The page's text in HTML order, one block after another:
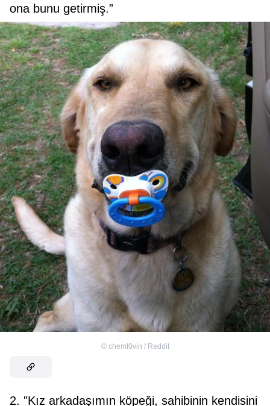
ona bunu getirmiş.”
© cheml0vin / Reddit
2. "Kız arkadaşımın köpeği, sahibinin kendisini